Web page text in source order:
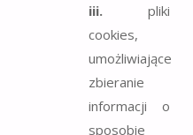
iii. pliki
cookies,
umożliwiające
zbieranie
informacji o
sposobie